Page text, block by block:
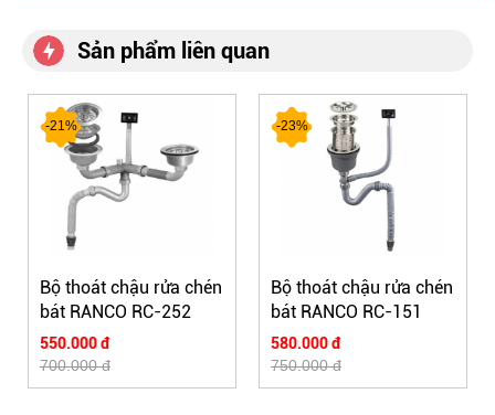
Sản phẩm liên quan
-21%
Bộ thoát chậu rửa chén
bát RANCO RC-252
550.000 đ
700.000 đ
-23%
Bộ thoát chậu rửa chén
bát RANCO RC-151
580.000 đ
750.000 đ